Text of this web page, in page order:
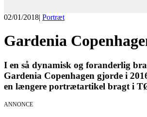
02/01/2018| Portræt
Gardenia
I en så dynamisk og foranderlig
Gardenia Copenhagen gjorde i
en længere portrætartikel bragt i
ANNONCE